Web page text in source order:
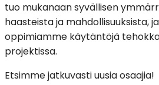
tuo mukanaan syvällisen
haasteista ja mahdollisuuksista,
oppimiamme käytäntöjä
projektissa.
Etsimme jatkuvasti uusia osaajia!